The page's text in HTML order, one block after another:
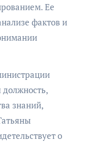
Ее
фактов и
знаний,
о